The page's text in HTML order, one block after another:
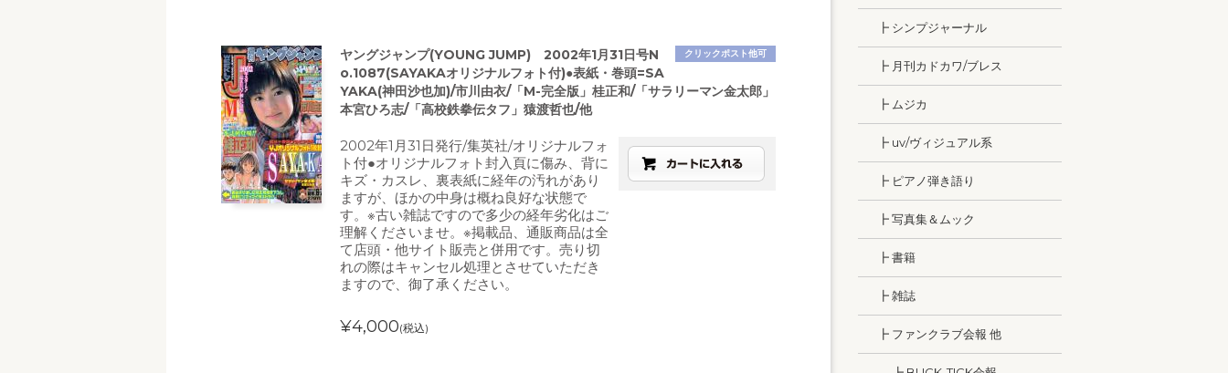
クリックポスト他可
ヤングジャンプ(YOUNG JUMP) 2002年1月31日号N
o.1087(SAYAKAオリジナルフォト付)●表紙・巻頭=SA
YAKA(神田沙也加)/市川由衣/「M-完全版」桂正和/「サラリーマン金太郎」
本宮ひろ志/「高校鉄拳伝タフ」猿渡哲也/他
2002年1月31日発行/集英社/オリジナルフォ
ト付●オリジナルフォト封入頁に傷み、背に
キズ・カスレ、裏表紙に経年の汚れがあり
ますが、ほかの中身は概ね良好な状態で
す。※古い雑誌ですので多少の経年劣化はご
理解くださいませ。※掲載品、通販商品は全
て店頭・他サイト販売と併用です。売り切
れの際はキャンセル処理とさせていただき
ますので、御了承ください。
¥4,000(税込)
┣ シンプジャーナル
┣ 月刊カドカワ/ブレス
┣ ムジカ
┣ uv/ヴィジュアル系
┣ ピアノ弾き語り
┣ 写真集＆ムック
┣ 書籍
┣ 雑誌
┣ ファンクラブ会報 他